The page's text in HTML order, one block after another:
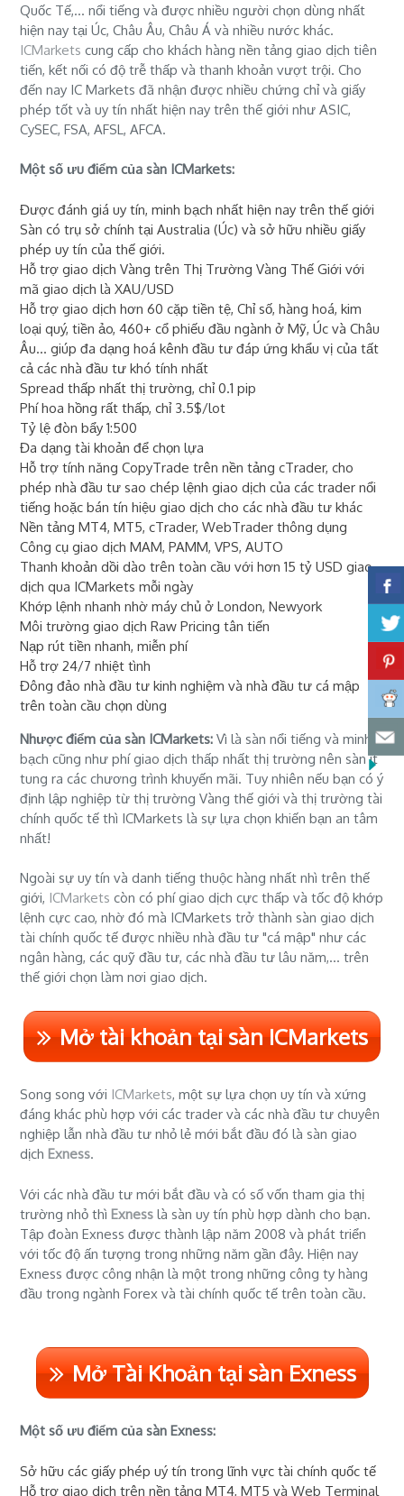
Quốc Tế,... nổi tiếng và được nhiều người chọn dùng nhất
hiện nay tại Úc, Châu Âu, Châu Á và nhiều nước khác.
ICMarkets cung cấp cho khách hàng nền tảng giao dịch tiên
tiến, kết nối có độ trễ thấp và thanh khoản vượt trội. Cho
đến nay IC Markets đã nhận được nhiều chứng chỉ và giấy
phép tốt và uy tín nhất hiện nay trên thế giới như ASIC,
CySEC, FSA, AFSL, AFCA.
Một số ưu điểm của sàn ICMarkets:
Được đánh giá uy tín, minh bạch nhất hiện nay trên thế giới
Sàn có trụ sở chính tại Australia (Úc) và sở hữu nhiều giấy
phép uy tín của thế giới.
Hỗ trợ giao dịch Vàng trên Thị Trường Vàng Thế Giới với
mã giao dịch là XAU/USD
Hỗ trợ giao dịch hơn 60 cặp tiền tệ, Chỉ số, hàng hoá, kim
loại quý, tiền ảo, 460+ cổ phiếu đầu ngành ở Mỹ, Úc và Châu
Âu... giúp đa dạng hoá kênh đầu tư đáp ứng khẩu vị của tất
cả các nhà đầu tư khó tính nhất
Spread thấp nhất thị trường, chỉ 0.1 pip
Phí hoa hồng rất thấp, chỉ 3.5$/lot
Tỷ lệ đòn bẩy 1:500
Đa dạng tài khoản để chọn lựa
Hỗ trợ tính năng CopyTrade trên nền tảng cTrader, cho
phép nhà đầu tư sao chép lệnh giao dịch của các trader nổi
tiếng hoặc bán tín hiệu giao dịch cho các nhà đầu tư khác
Nền tảng MT4, MT5, cTrader, WebTrader thông dụng
Công cụ giao dịch MAM, PAMM, VPS, AUTO
Thanh khoản dồi dào trên toàn cầu với hơn 15 tỷ USD giao
dịch qua ICMarkets mỗi ngày
Khớp lệnh nhanh nhờ máy chủ ở London, Newyork
Môi trường giao dịch Raw Pricing tân tiến
Nạp rút tiền nhanh, miễn phí
Hỗ trợ 24/7 nhiệt tình
Đông đảo nhà đầu tư kinh nghiệm và nhà đầu tư cá mập
trên toàn cầu chọn dùng
Nhược điểm của sàn ICMarkets: Vì là sàn nổi tiếng và minh
bạch cũng như phí giao dịch thấp nhất thị trường nên sàn ít
tung ra các chương trình khuyến mãi. Tuy nhiên nếu bạn có ý
định lập nghiệp từ thị trường Vàng thế giới và thị trường tài
chính quốc tế thì ICMarkets là sự lựa chọn khiến bạn an tâm
nhất!
Ngoài sự uy tín và danh tiếng thuộc hàng nhất nhì trên thế
giới, ICMarkets còn có phí giao dịch cực thấp và tốc độ khớp
lệnh cực cao, nhờ đó mà ICMarkets trở thành sàn giao dịch
tài chính quốc tế được nhiều nhà đầu tư "cá mập" như các
ngân hàng, các quỹ đầu tư, các nhà đầu tư lâu năm,... trên
thế giới chọn làm nơi giao dịch.
Mở tài khoản tại sàn ICMarkets
Song song với ICMarkets, một sự lựa chọn uy tín và xứng
đáng khác phù hợp với các trader và các nhà đầu tư chuyên
nghiệp lẫn nhà đầu tư nhỏ lẻ mới bắt đầu đó là sàn giao
dịch Exness.
Với các nhà đầu tư mới bắt đầu và có số vốn tham gia thị
trường nhỏ thìExness là sàn uy tín phù hợp dành cho bạn.
Tập đoàn Exness được thành lập năm 2008 và phát triển
với tốc độ ấn tượng trong những năm gần đây. Hiện nay
Exness được công nhận là một trong những công ty hàng
đầu trong ngành Forex và tài chính quốc tế trên toàn cầu.
Mở Tài Khoản tại sàn Exness
Một số ưu điểm của sàn Exness:
Sở hữu các giấy phép uý tín trong lĩnh vực tài chính quốc tế
Hỗ trợ giao dịch trên nền tảng MT4, MT5 và Web Terminal